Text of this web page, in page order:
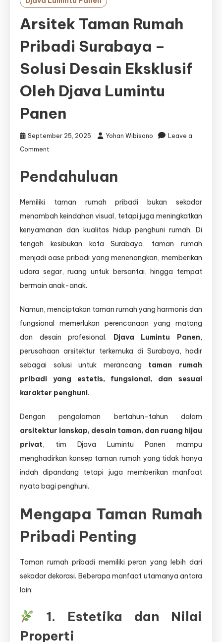
Arsitek Taman Rumah
Pribadi Surabaya –
Solusi Desain Eksklusif
Oleh Djava Lumintu
Panen
September 25, 2025 Yohan Wibisono
Leave a
Comment
Rumah
Surabaya
Solusi
Desain
Eksklusif
Djava
Lumintu
Panen
Pendahuluan
Memiliki taman rumah pribadi bukan sekadar
menambah keindahan visual, tetapi juga meningkatkan
kenyamanan dan kualitas hidup penghuni rumah. Di
tengah kesibukan kota Surabaya, taman rumah
menjadi oase pribadi yang menenangkan, memberikan
udara segar, ruang untuk bersantai, hingga tempat
bermain anak-anak.
Namun, menciptakan taman rumah yang harmonis dan
fungsional memerlukan perencanaan yang matang
dan desain profesional. Djava Lumintu Panen,
perusahaan arsitektur terkemuka di Surabaya, hadir
sebagai solusi untuk merancang taman rumah
pribadi yang estetis, fungsional, dan sesuai
karakter penghuni.
Dengan pengalaman bertahun-tahun dalam
arsitektur lanskap, desain taman, dan ruang hijau
privat, tim Djava Lumintu Panen mampu
menghadirkan konsep taman rumah yang tidak hanya
indah dipandang tetapi juga memberikan manfaat
nyata bagi penghuni.
Mengapa Taman Rumah
Pribadi Penting
Taman rumah pribadi memiliki peran yang lebih dari
sekadar dekorasi. Beberapa manfaat utamanya antara
lain:
1. Estetika dan Nilai
Properti